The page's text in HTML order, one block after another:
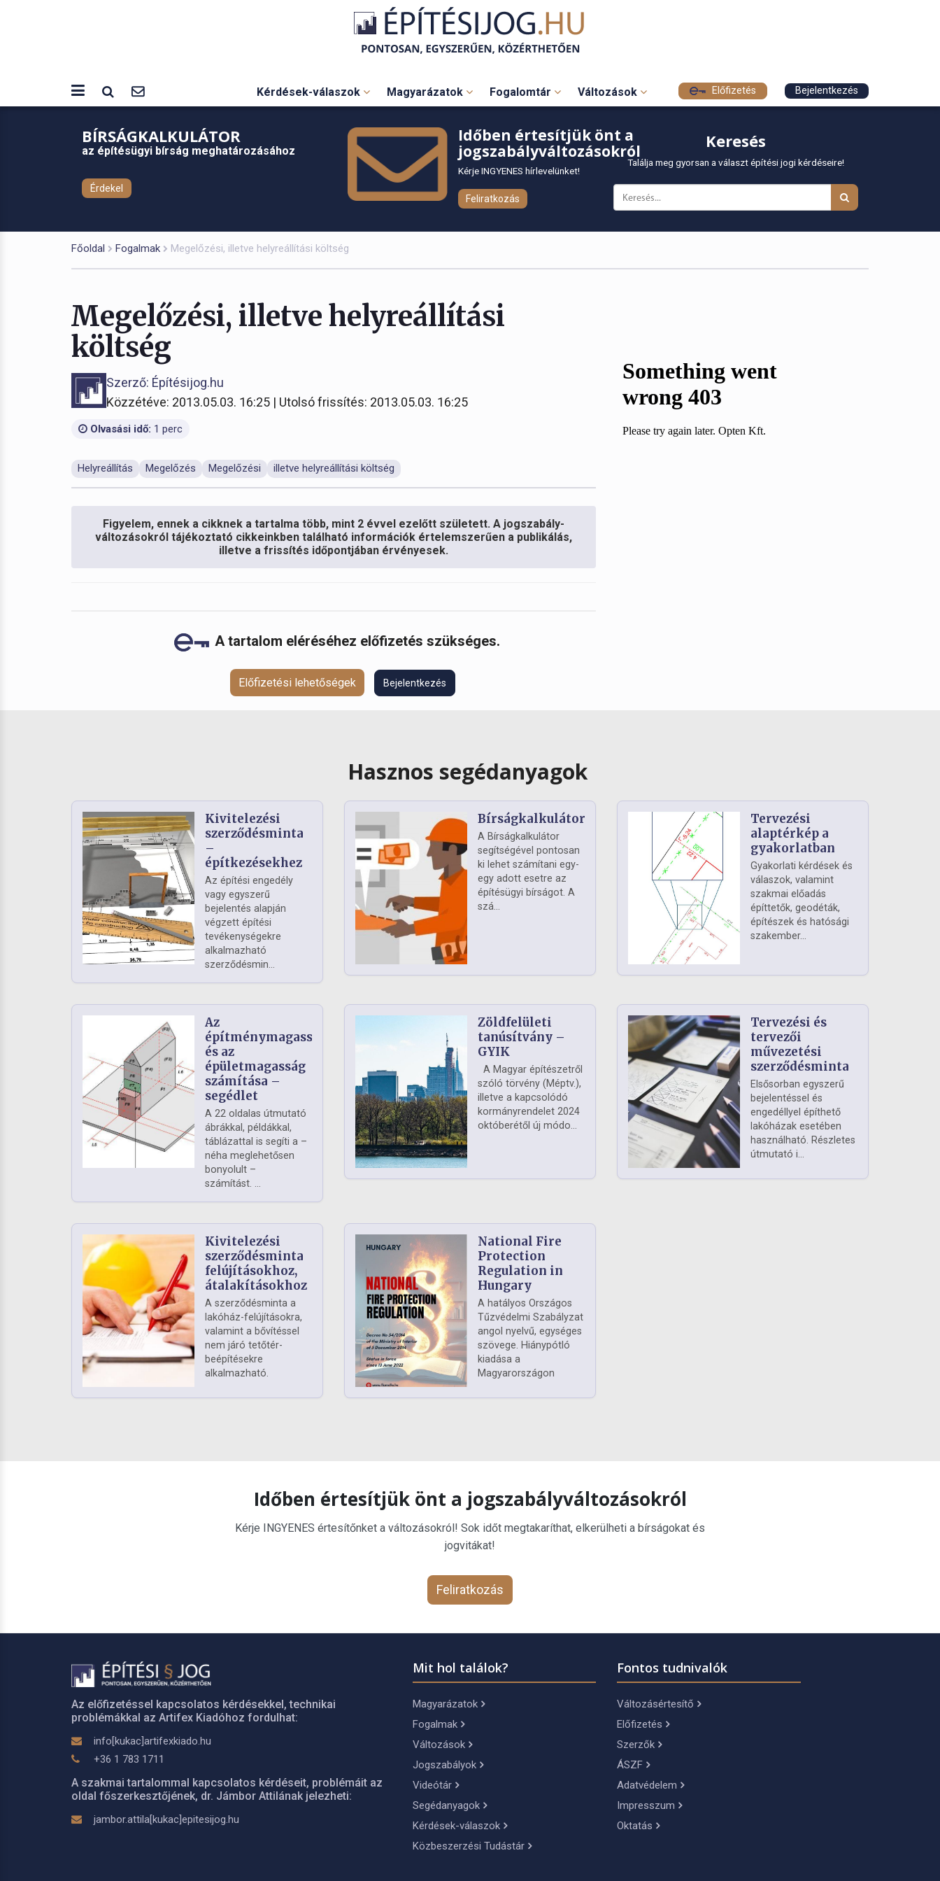
Kérdések-válaszok Magyarázatok Fogalomtár Változások Előfizetés Bejelentkezés
BÍRSÁGKALKULÁTOR
az építésügyi bírság meghatározásához
Érdekel
Időben értesítjük önt a
jogszabályváltozásokról
Kérje INGYENES hírlevelünket!
Feliratkozás
Keresés
Találja meg gyorsan a választ építési jogi kérdéseire!
Főoldal Fogalmak Megelőzési, illetve helyreállítási költség
Megelőzési, illetve helyreállítási
költség
Szerző: Építésijog.hu
Közzétéve: 2013.05.03. 16:25 | Utolsó frissítés: 2013.05.03. 16:25
Olvasási idő: 1 perc
Helyreállítás Megelőzés Megelőzési illetve helyreállítási költség
Figyelem, ennek a cikknek a tartalma több, mint 2 évvel ezelőtt született. A jogszabály-
változásokról tájékoztató cikkeinkben található információk értelemszerűen a publikálás,
illetve a frissítés időpontjában érvényesek.
A tartalom eléréséhez előfizetés szükséges.
Előfizetési lehetőségek Bejelentkezés
Hasznos segédanyagok
Kivitelezési
szerződésminta
–
építkezésekhez
Az építési engedély
vagy egyszerű
bejelentés alapján
végzett építési
tevékenységekre
alkalmazható
szerződésmin...
Bírságkalkulátor
A Bírságkalkulátor
segítségével pontosan
ki lehet számítani egy-
egy adott esetre az
építésügyi bírságot. A
szá...
Tervezési
alaptérkép a
gyakorlatban
Gyakorlati kérdések és
válaszok, valamint
szakmai előadás
építtetők, geodéták,
építészek és hatósági
szakember...
Az
építménymagasság
és az
épületmagasság
számítása –
segédlet
A 22 oldalas útmutató
ábrákkal, példákkal,
táblázattal is segíti a –
néha meglehetősen
bonyolult –
számítást. ...
Zöldfelületi
tanúsítvány –
GYIK
A Magyar építészetről
szóló törvény (Méptv.),
illetve a kapcsolódó
kormányrendelet 2024
októberétől új módo...
Tervezési és
tervezői
művezetési
szerződésminta
Elsősorban egyszerű
bejelentéssel és
engedéllyel építhető
lakóházak esetében
használható. Részletes
útmutató i...
Kivitelezési
szerződésminta
felújításokhoz,
átalakításokhoz
A szerződésminta a
lakóház-felújításokra,
valamint a bővítéssel
nem járó tetőtér-
beépítésekre
alkalmazható.
National Fire
Protection
Regulation in
Hungary
A hatályos Országos
Tűzvédelmi Szabályzat
angol nyelvű, egységes
szövege. Hiánypótló
kiadása a
Magyarországon
Időben értesítjük önt a jogszabályváltozásokról
Kérje INGYENES értesítőnket a változásokról! Sok időt megtakaríthat, elkerülheti a bírságokat és
jogvitákat!
Feliratkozás
Az előfizetéssel kapcsolatos kérdésekkel, technikai
problémákkal az Artifex Kiadóhoz fordulhat:
info[kukac]artifexkiado.hu
+36 1 783 1711
A szakmai tartalommal kapcsolatos kérdéseit, problémáit az
oldal főszerkesztőjének, dr. Jámbor Attilának jelezheti:
jambor.attila[kukac]epitesijog.hu
Mit hol találok?
Magyarázatok
Fogalmak
Változások
Jogszabályok
Videótár
Segédanyagok
Kérdések-válaszok
Közbeszerzési Tudástár
Fontos tudnivalók
Változásértesítő
Előfizetés
Szerzők
ÁSZF
Adatvédelem
Impresszum
Oktatás